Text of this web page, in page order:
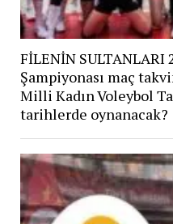
FİLENİN SULTANLARI
Şampiyonası maç
Milli Kadın Voleybol
tarihlerde oynanacak?